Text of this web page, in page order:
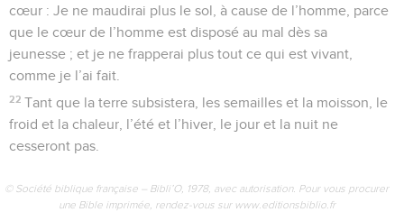
cœur : Je ne maudirai plus le sol, à cause de l’homme, parce
que le cœur de l’homme est disposé au mal dès sa
jeunesse ; et je ne frapperai plus tout ce qui est vivant,
comme je l’ai fait.
22 Tant que la terre subsistera, les semailles et la moisson, le
froid et la chaleur, l’été et l’hiver, le jour et la nuit ne
cesseront pas.
© Société biblique française – Bibli’O, 1978, avec autorisation. Pour vous procurer
une Bible imprimée, rendez-vous sur www.editionsbiblio.fr